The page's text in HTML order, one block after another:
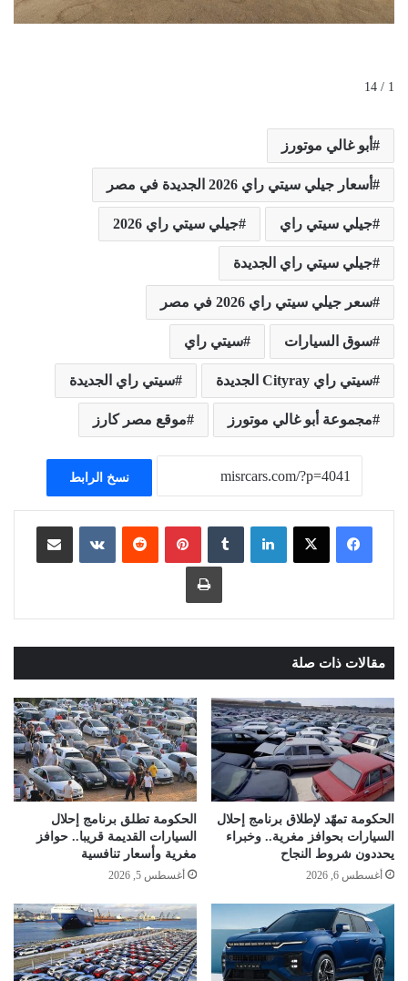
1 / 14
أبو غالي موتورز
أسعار جيلي سيتي راي 2026 الجديدة في مصر
جيلي سيتي راي جيلي سيتي راي 2026
جيلي سيتي راي الجديدة
سعر جيلي سيتي راي 2026 في مصر
سوق السيارات سيتي راي
سيتي راي Cityray الجديدة سيتي راي الجديدة
مجموعة أبو غالي موتورز موقع مصر كارز
نسخ الرابط
لينكدإن ‏Tumblr بينتيريست
‏Reddit
‏VKontakte مشاركة عبر البريد
طباعة
مقالات ذات صلة
الحكومة تمهّد لإطلاق برنامج إحلال
السيارات بحوافز مغرية.. وخبراء
يحددون شروط النجاح
أغسطس 6, 2026
الحكومة تطلق برنامج إحلال
السيارات القديمة قريبا.. حوافز
مغرية وأسعار تنافسية
أغسطس 5, 2026